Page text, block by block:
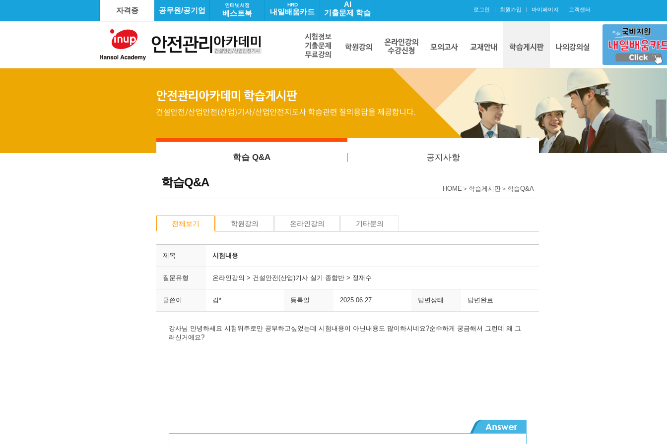
자격증 공무원/공기업
인터넷서점
베스트북
HRD
내일배움카드
AI
기출문제 학습
로그인 회원가입 마이페이지 고객센터
학습 Q&A 공지사항
학습Q&A HOME＞학습게시판＞학습Q&A
전체보기 학원강의 온라인강의 기타문의
제목 시험내용
질문유형 온라인강의 > 건설안전(산업)기사 실기 종합반 > 정재수
글쓴이 김* 등록일 2025.06.27 답변상태 답변완료
강사님 안녕하세요 시험위주로만 공부하고싶었는데 시험내용이 아닌내용도 많이하시네요?순수하게 궁금해서 그런데 왜 그
러신거에요?